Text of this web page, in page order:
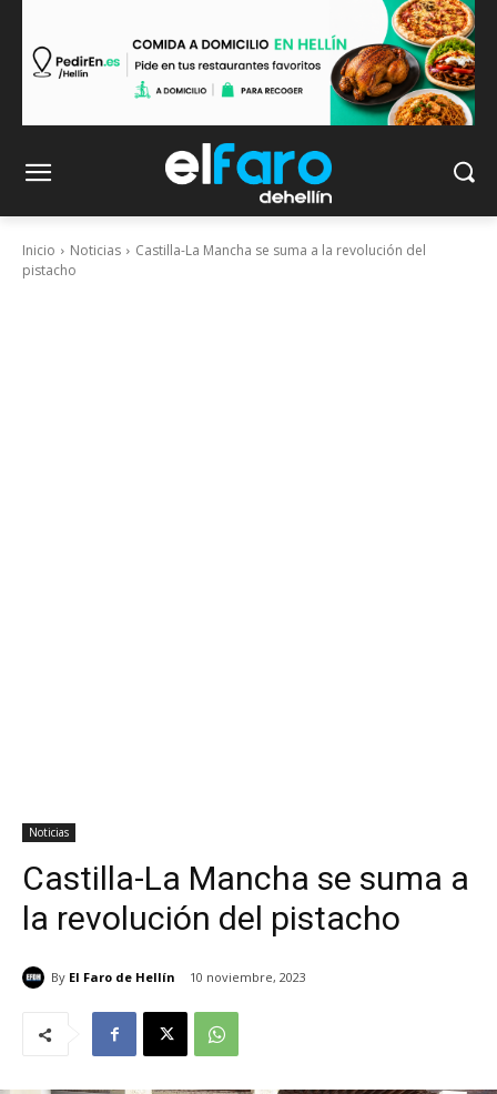
Inicio Noticias
Castilla-La Mancha se suma a la revolución del
pistacho
Noticias
Castilla-La Mancha se suma a
la revolución del pistacho
By El Faro de Hellín 10 noviembre, 2023